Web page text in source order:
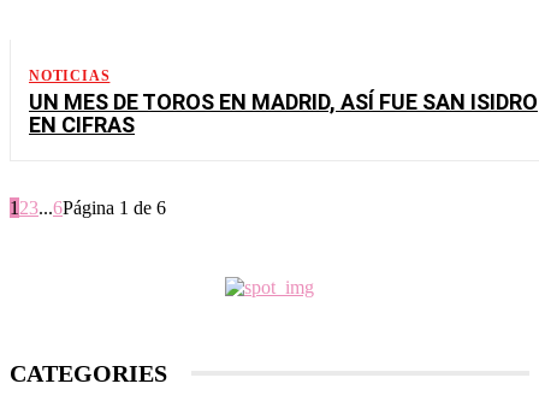
NOTICIAS
UN MES DE TOROS EN MADRID, ASÍ FUE SAN ISIDRO
EN CIFRAS
1 23...6Página 1 de 6
CATEGORIES